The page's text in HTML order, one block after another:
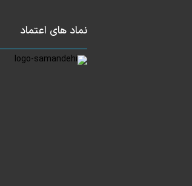
نماد های اعتماد